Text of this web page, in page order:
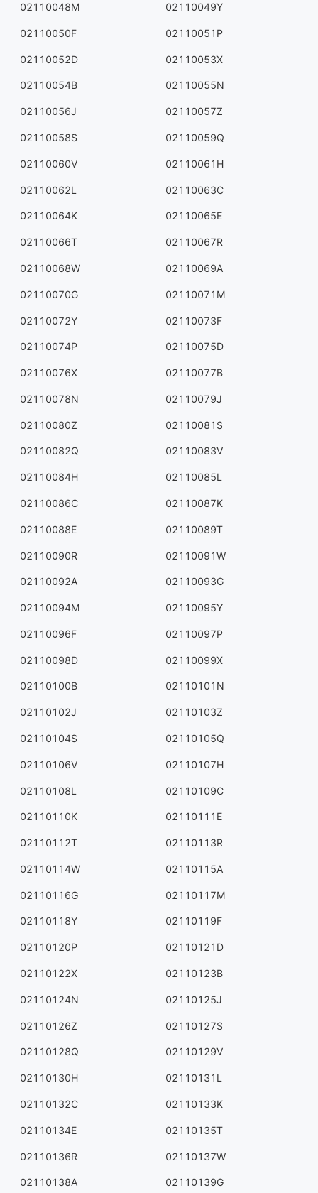
02110048M 02110049Y
02110050F 02110051P
02110052D 02110053X
02110054B 02110055N
02110056J 02110057Z
02110058S 02110059Q
02110060V 02110061H
02110062L 02110063C
02110064K 02110065E
02110066T 02110067R
02110068W 02110069A
02110070G 02110071M
02110072Y 02110073F
02110074P 02110075D
02110076X 02110077B
02110078N 02110079J
02110080Z 02110081S
02110082Q 02110083V
02110084H 02110085L
02110086C 02110087K
02110088E 02110089T
02110090R 02110091W
02110092A 02110093G
02110094M 02110095Y
02110096F 02110097P
02110098D 02110099X
02110100B 02110101N
02110102J 02110103Z
02110104S 02110105Q
02110106V 02110107H
02110108L 02110109C
02110110K 02110111E
02110112T 02110113R
02110114W 02110115A
02110116G 02110117M
02110118Y 02110119F
02110120P 02110121D
02110122X 02110123B
02110124N 02110125J
02110126Z 02110127S
02110128Q 02110129V
02110130H 02110131L
02110132C 02110133K
02110134E 02110135T
02110136R 02110137W
02110138A 02110139G